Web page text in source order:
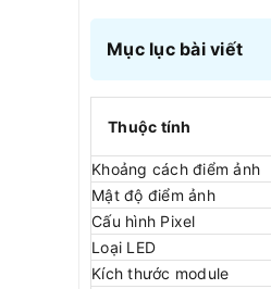
Mục lục bài viết
Thuộc tính
Khoảng cách điểm ảnh
Mật độ điểm ảnh
Cấu hình Pixel
Loại LED
Kích thước module